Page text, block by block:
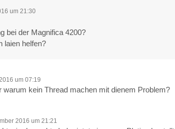
um 21:30
bei der Magnifica 4200?
laien helfen?
um 07:19
warum kein Thread machen mit dienem Problem?
2016 um 21:21